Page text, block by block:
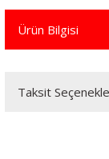
Ürün Bilgisi
Taksit